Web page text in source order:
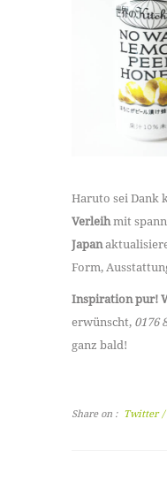
Haruto sei Dank
Verleihmit
Japan
Form,
Inspiration pur!
erwünscht, 0176
ganz bald!
Share on : Twitter /